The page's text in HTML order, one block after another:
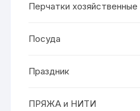
Перчатки хозяйственные
Посуда
Праздник
ПРЯЖА и НИТИ